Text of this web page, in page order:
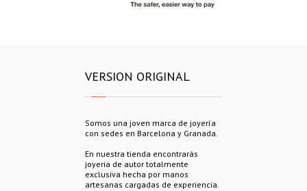
VERSION ORIGINAL
Somos una joven marca de joyería
con sedes en Barcelona y Granada.
En nuestra tienda encontrarás
joyeria de autor totalmente
exclusiva hecha por manos
artesanas cargadas de experiencia.